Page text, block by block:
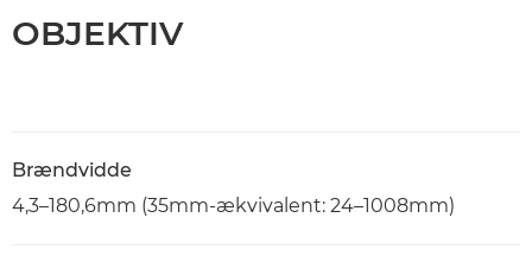
OBJEKTIV
Brændvidde
4,3–180,6mm (35mm-ækvivalent: 24–1008mm)